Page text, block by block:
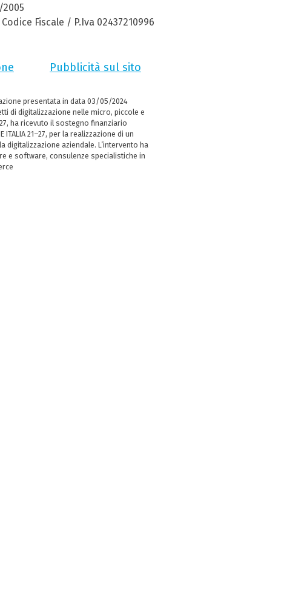
Fiscale / P.Iva 02437210996
Pubblicità sul sito
presentata in data 03/05/2024
di digitalizzazione nelle micro, piccole e
ha ricevuto il sostegno finanziario
ITALIA 21–27, per la realizzazione di un
aziendale. L’intervento ha
e software, consulenze specialistiche in